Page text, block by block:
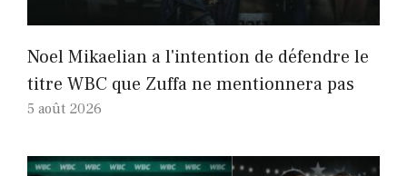
Noel Mikaelian a l'intention de défendre le
titre WBC que Zuffa ne mentionnera pas
5 août 2026